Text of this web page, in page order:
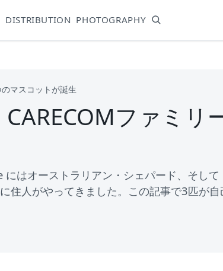
DISTRIBUTION PHOTOGRAPHY
マスコットが誕生
ファミリ
はオーストラリアン・シェパード、そし
住人がやってきました。この記事で3匹が